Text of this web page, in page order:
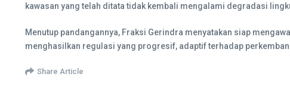
kawasan yang telah ditata tidak kembali mengalami degradasi
Menutup pandangannya, Fraksi Gerindra menyatakan siap
menghasilkan regulasi yang progresif, adaptif terhadap
Share Article